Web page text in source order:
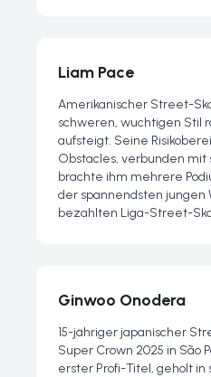
Liam Pace
Amerikanischer Street-
schweren, wuchtigen Stil
aufsteigt. Seine
Obstacles, verbunden mit
brachte ihm mehrere
der spannendsten jungen
bezahlten Liga-Street-
Ginwoo Onodera
15-jähriger japanischer
Super Crown 2025 in São
erster Profi-Titel, geholt in